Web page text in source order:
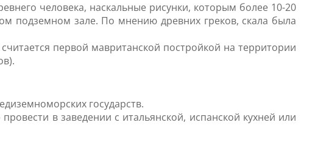
человека, наскальные рисунки, которым более 10-20
подземном зале. По мнению древних греков, скала была
первой мавританской постройкой на территории
государств.
в заведении с итальянской, испанской кухней или